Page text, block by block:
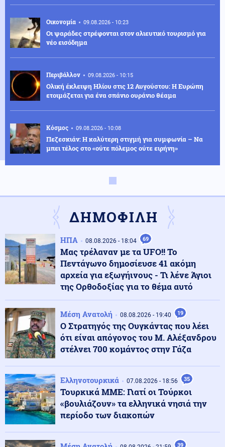
Οικονομία 09.08.2026 - 10:23
Οι ψαράδες στρέφονται στον αλιευτικό τουρισμό για
νέο εισόδημα
Περιβάλλον 09.08.2026 - 10:15
Ολική έκλειψη Ηλίου στις 12 Αυγούστου: Η Ευρώπη
ετοιμάζεται για ένα σπάνιο ουράνιο θέαμα
Κόσμος 09.08.2026 - 10:08
Πεζεσκιάν: Η καλύτερη στιγμή για συμφωνία – Να
μπει τέλος στο «ούτε πόλεμος ούτε ειρήνη»
Αθλητισμός
Παγκόσμιο Κ20: Ασημένιο μετάλλιο για τη Ρούσου στα
800 μέτρα
Κοινωνία 09.08.2026 - 09:50
Σχολεία: Τι «φέρνει» το πολλαπλό βιβλίο – Οι
εκκρεμότητες και τα επόμενα βήματα
ΗΠΑ 09.08.2026 - 09:47
Πυρετός στο αμερικανικό Πεντάγωνο: Πιέσεις για νέα
όπλα - Στερεύουν τα αποθέματα
Υγεία 09.08.2026 - 09:41
Ιός Δυτικού Νείλου: Πώς μεταδίδεται, τα συμπτώματα
- Πώς να προστατευθείτε
Κοινωνία 09.08.2026 - 09:35
ΔΗΜΟΦΙΛΗ
ΗΠΑ 08.08.2026 - 18:04 69
Μας τρέλαναν με τα UFO!! Το
Πεντάγωνο δημοσίευσε 41 ακόμη
αρχεία για εξωγήινους - Τι λένε Άγιοι
της Ορθοδοξίας για το θέμα αυτό
Μέση Ανατολή 08.08.2026 - 19:40 19
Ο Στρατηγός της Ουγκάντας που λέει
ότι είναι απόγονος του Μ. Αλέξανδρου
στέλνει 700 κομάντος στην Γάζα
Ελληνοτουρκικά 07.08.2026 - 18:56 35
Τουρκικά ΜΜΕ: Γιατί οι Τούρκοι
«βουλιάζουν» τα ελληνικά νησιά την
περίοδο των διακοπών
39